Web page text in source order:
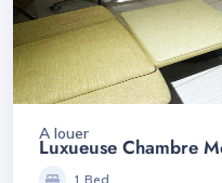
A louer
Luxueuse Chambre
1 Bed